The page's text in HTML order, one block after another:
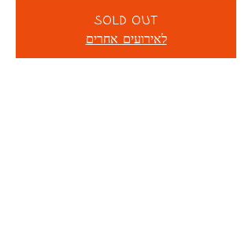
SOLD OUT
לאירועים אחרים